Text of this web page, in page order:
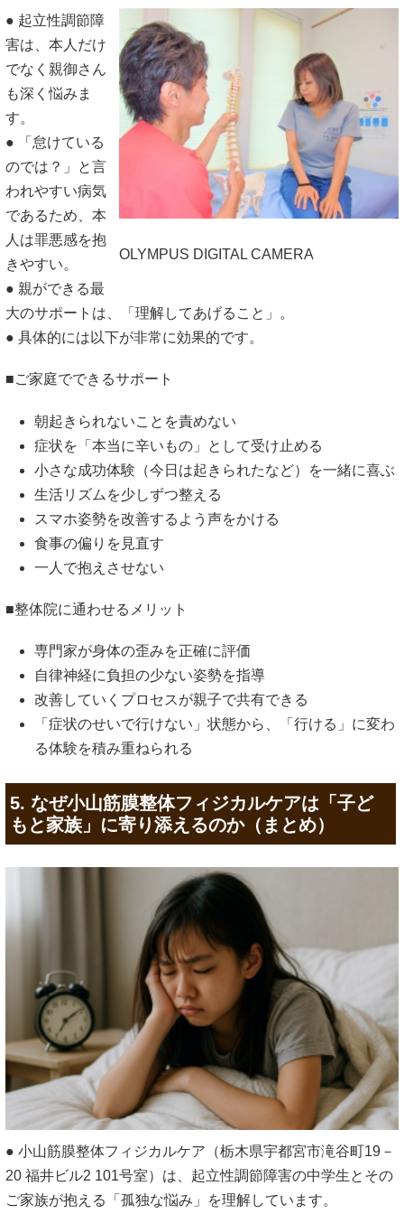
OLYMPUS DIGITAL CAMERA
● 起立性調節障
害は、本人だけ
でなく親御さん
も深く悩みま
す。
● 「怠けている
のでは？」と言
われやすい病気
であるため、本
人は罪悪感を抱
きやすい。
● 親ができる最
大のサポートは、「理解してあげること」。
● 具体的には以下が非常に効果的です。
■ご家庭でできるサポート
朝起きられないことを責めない
症状を「本当に辛いもの」として受け止める
小さな成功体験（今日は起きられたなど）を一緒に喜ぶ
生活リズムを少しずつ整える
スマホ姿勢を改善するよう声をかける
食事の偏りを見直す
一人で抱えさせない
■整体院に通わせるメリット
専門家が身体の歪みを正確に評価
自律神経に負担の少ない姿勢を指導
改善していくプロセスが親子で共有できる
「症状のせいで行けない」状態から、「行ける」に変わ
る体験を積み重ねられる
5. なぜ小山筋膜整体フィジカルケアは「子ど
もと家族」に寄り添えるのか（まとめ）
● 小山筋膜整体フィジカルケア（栃木県宇都宮市滝谷町19－
20 福井ビル2 101号室）は、起立性調節障害の中学生とその
ご家族が抱える「孤独な悩み」を理解しています。